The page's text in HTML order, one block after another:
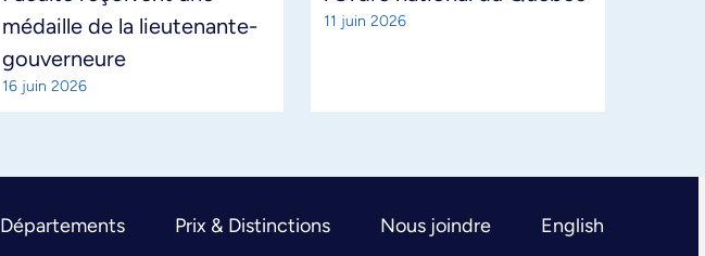
médaille de la lieutenante-
gouverneure
16 juin 2026
11 juin 2026
Départements Prix & Distinctions Nous joindre English